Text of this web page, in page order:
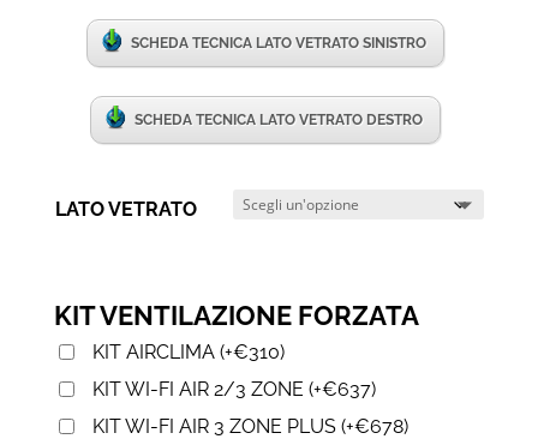
SCHEDA TECNICA LATO VETRATO SINISTRO
SCHEDA TECNICA LATO VETRATO DESTRO
LATO VETRATO
KIT VENTILAZIONE FORZATA
KIT AIRCLIMA (+€310)
KIT WI-FI AIR 2/3 ZONE (+€637)
KIT WI-FI AIR 3 ZONE PLUS (+€678)